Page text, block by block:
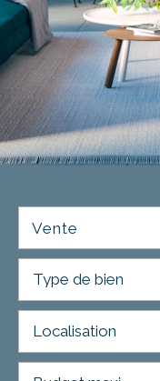
Vente